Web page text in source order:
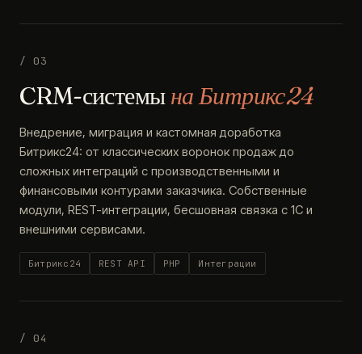
/ 03
CRM-системына Битрикс24
Внедрение, миграция и кастомная доработка
Битрикс24: от классических воронок продаж до
сложных интеграций с производственными и
финансовыми контурами заказчика. Собственные
модули, REST-интеграции, бесшовная связка с 1С и
внешними сервисами.
Битрикс24 REST API PHP Интеграции
/ 04